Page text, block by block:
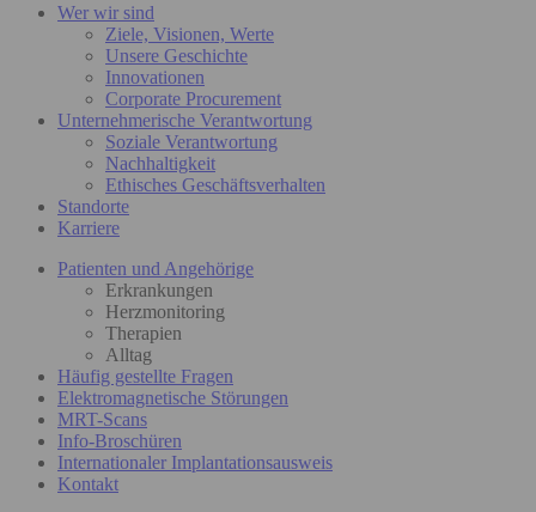
Wer wir sind
Ziele, Visionen, Werte
Unsere Geschichte
Innovationen
Corporate Procurement
Unternehmerische Verantwortung
Soziale Verantwortung
Nachhaltigkeit
Ethisches Geschäftsverhalten
Standorte
Karriere
Patienten und Angehörige
Erkrankungen
Herzmonitoring
Therapien
Alltag
Häufig gestellte Fragen
Elektromagnetische Störungen
MRT-Scans
Info-Broschüren
Internationaler Implantationsausweis
Kontakt